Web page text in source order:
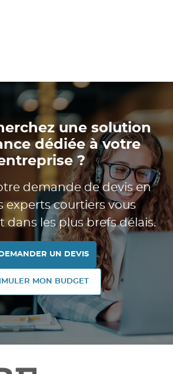
une solution
dédiée à votre
?
demande de devis en
experts courtiers vous
dans les plus brefs délais.
DEMANDER UN DEVIS
MON BUDGET